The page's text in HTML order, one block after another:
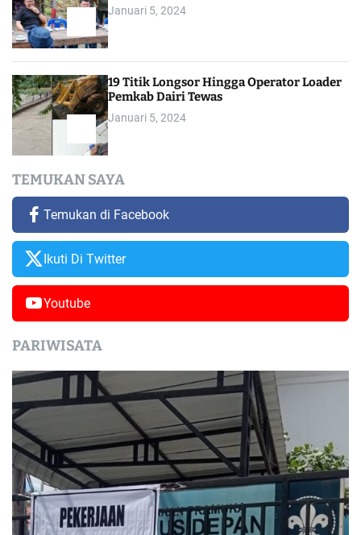
Januari 5, 2024
19 Titik Longsor Hingga Operator Loader
Pemkab Dairi Tewas
Januari 5, 2024
TEMUKAN SAYA
Temukan di Facebook
Ikuti Di Twitter
Youtube
PARIWISATA